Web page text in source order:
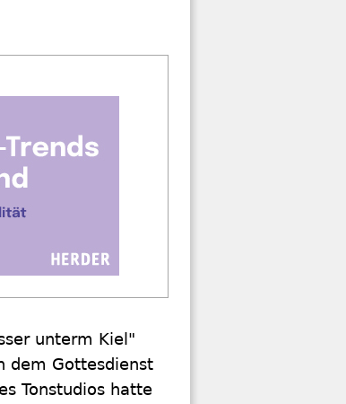
unterm Kiel"
dem Gottesdienst
Tonstudios hatte